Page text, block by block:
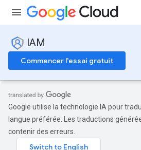
IAM
Commencer l'essai gratuit
Google utilise la technologie IA pour
langue préférée. Les traductions
contenir des erreurs.